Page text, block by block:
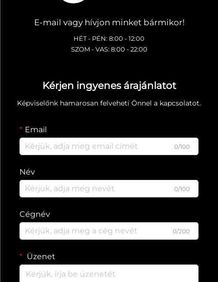
E-mail vagy hívjon minket bármikor!
HÉT - PÉN: 8:00 - 12:00
SZOM - VAS: 8:00 - 22:00
Kérjen ingyenes árajánlatot
Képviselőnk hamarosan felveheti Önnel a kapcsolatot.
Email
0/100
Név
0/100
Cégnév
0/200
Üzenet